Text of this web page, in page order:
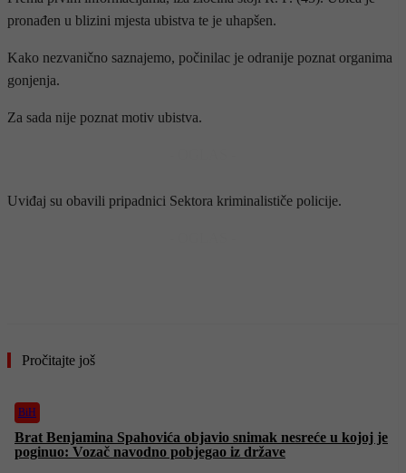
pronađen u blizini mjesta ubistva te je uhapšen.
Kako nezvanično saznajemo, počinilac je odranije poznat organima
gonjenja.
Za sada nije poznat motiv ubistva.
Uviđaj su obavili pripadnici Sektora kriminalističe policije.
Pročitajte još
BiH
Brat Benjamina Spahovića objavio snimak nesreće u kojoj je
poginuo: Vozač navodno pobjegao iz države